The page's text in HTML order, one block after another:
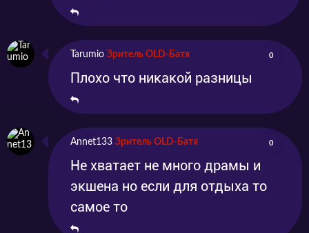
Tarumio Зритель OLD-Батя 0
Плохо что никакой разницы
Annet133 Зритель OLD-Батя 0
Не хватает не много драмы и
экшена но если для отдыха то
самое то